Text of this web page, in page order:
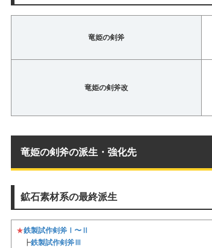
竜姫の剣斧
竜姫の剣斧改
竜姫の剣斧の派生・強化先
鉱石素材系の最終派生
★鉄製試作剣斧Ⅰ〜Ⅱ
┣鉄製試作剣斧Ⅲ